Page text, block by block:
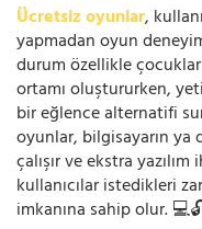
Ücretsiz oyunlar,
yapmadan oyun
durum özellikle
ortamı oluştururken,
bir eğlence alternatifi
oyunlar, bilgisayarın ya
çalışır ve ekstra
kullanıcılar istedikleri
imkanına sahip olur.